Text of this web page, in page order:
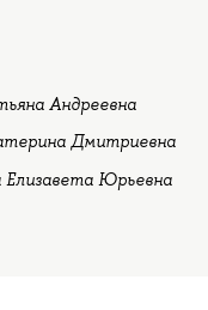
Андреевна
Дмитриевна
Елизавета Юрьевна